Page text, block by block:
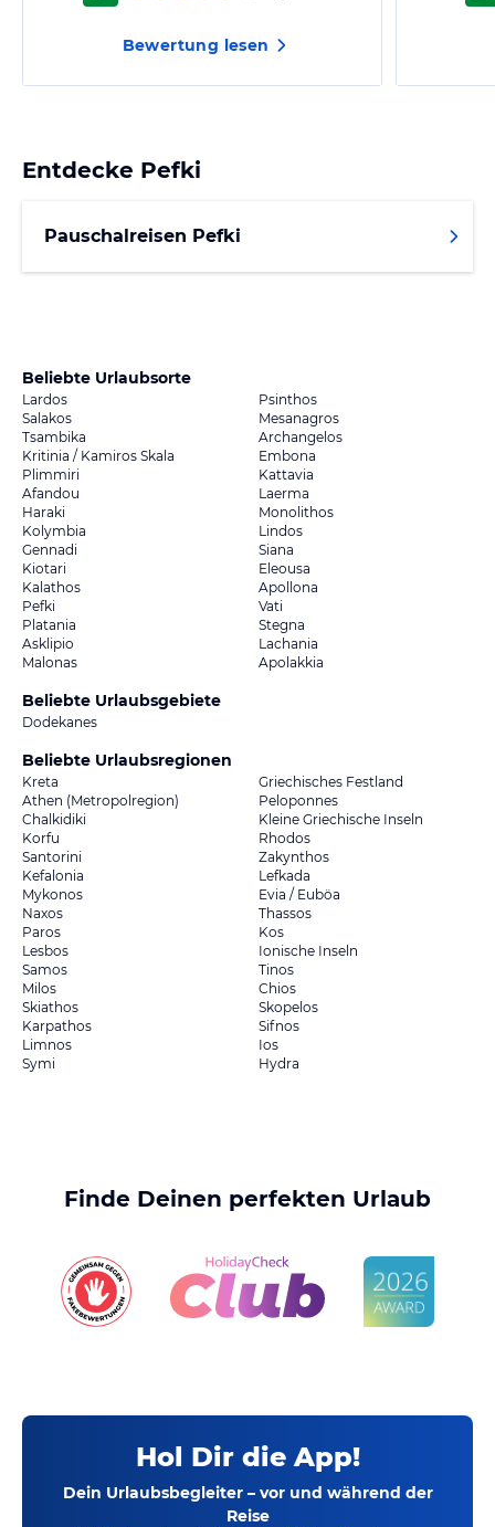
Bewertung lesen
Entdecke Pefki
Pauschalreisen Pefki
Beliebte Urlaubsorte
Lardos
Psinthos
Salakos
Mesanagros
Tsambika
Archangelos
Kritinia / Kamiros Skala
Embona
Plimmiri
Kattavia
Afandou
Laerma
Haraki
Monolithos
Kolymbia
Lindos
Gennadi
Siana
Kiotari
Eleousa
Kalathos
Apollona
Pefki
Vati
Platania
Stegna
Asklipio
Lachania
Malonas
Apolakkia
Beliebte Urlaubsgebiete
Dodekanes
Beliebte Urlaubsregionen
Kreta
Griechisches Festland
Athen (Metropolregion)
Peloponnes
Chalkidiki
Kleine Griechische Inseln
Korfu
Rhodos
Santorini
Zakynthos
Kefalonia
Lefkada
Mykonos
Evia / Euböa
Naxos
Thassos
Paros
Kos
Lesbos
Ionische Inseln
Samos
Tinos
Milos
Chios
Skiathos
Skopelos
Karpathos
Sifnos
Limnos
Ios
Symi
Hydra
Finde Deinen perfekten Urlaub
Hol Dir die App!
Dein Urlaubsbegleiter – vor und während der
Reise